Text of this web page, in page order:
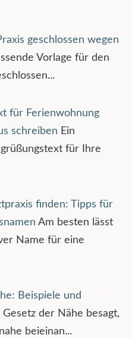
geschlossen wegen
Vorlage für den
für Ferienwohnung
schreiben Ein
für Ihre
finden: Tipps für
Am besten lässt
Name für eine
Beispiele und
Gesetz der Nähe besagt,
beieinan...